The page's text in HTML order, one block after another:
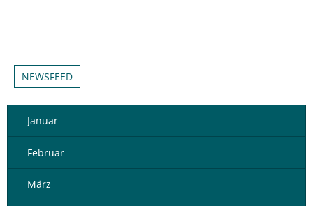
NEWSFEED
Januar
Februar
März